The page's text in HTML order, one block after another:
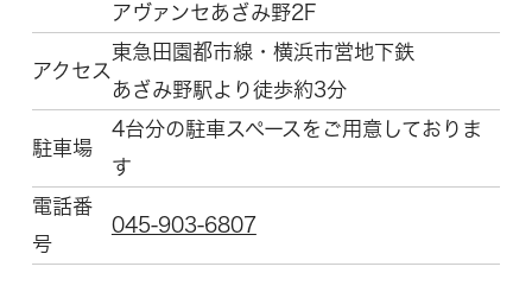
アヴァンセあざみ野2F
アクセス
東急田園都市線・横浜市営地下鉄
あざみ野駅より徒歩約3分
駐車場
4台分の駐車スペースをご用意しておりま
す
電話番
号
045-903-6807